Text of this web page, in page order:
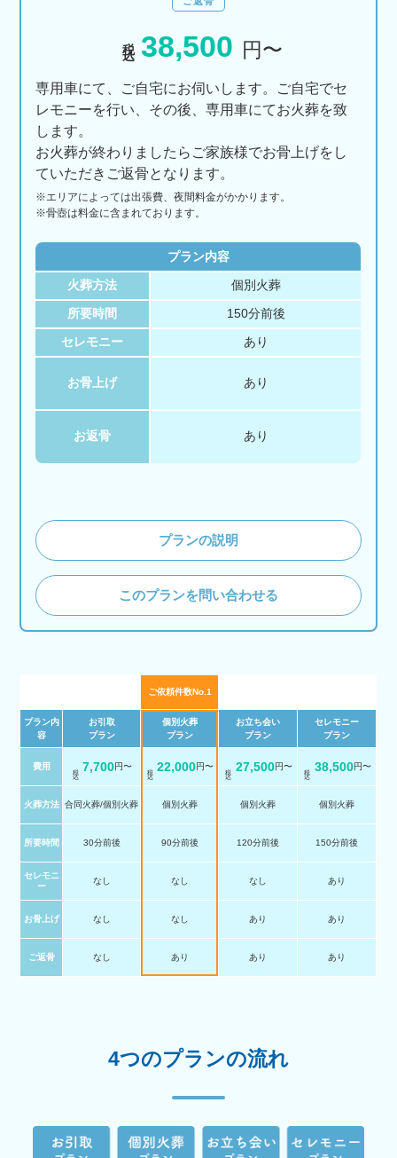
38,500 円〜
専用車にて、ご自宅にお伺いします。ご自宅でセ
レモニーを行い、その後、専用車にてお火葬を致
します。
お火葬が終わりましたらご家族様でお骨上げをし
ていただきご返骨となります。
※エリアによっては出張費、夜間料金がかかります。
※骨壺は料金に含まれております。
プラン内容
火葬方法 個別火葬
所要時間 150分前後
セレモニー あり
お骨上げ あり
お返骨 あり
プランの説明
このプランを問い合わせる
ご依頼件数No.1
プラン内
容
お引取
プラン
個別火葬
プラン
お立ち会い
プラン
セレモニー
プラン
費用 7,700円〜 22,000円〜 27,500円〜 38,500円〜
火葬方法 合同火葬/個別火葬 個別火葬 個別火葬 個別火葬
所要時間 30分前後 90分前後 120分前後 150分前後
セレモニ
ー
なし なし なし あり
お骨上げ なし なし あり あり
ご返骨 なし あり あり あり
4つのプランの流れ